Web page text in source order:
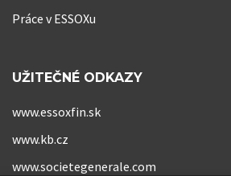
Práce v ESSOXu
UŽITEČNÉ ODKAZY
www.essoxfin.sk
www.kb.cz
www.societegenerale.com